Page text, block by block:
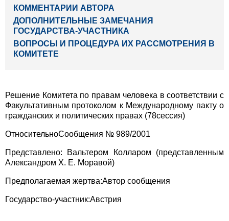
КОММЕНТАРИИ АВТОРА
ДОПОЛНИТЕЛЬНЫЕ ЗАМЕЧАНИЯ
ГОСУДАРСТВА-УЧАСТНИКА
ВОПРОСЫ И ПРОЦЕДУРА ИХ РАССМОТРЕНИЯ В
КОМИТЕТЕ
Решение Комитета по правам человека в соответствии с
Факультативным протоколом к Международному пакту о
гражданских и политических правах (78сессия)
ОтносительноСообщения № 989/2001
Представлено: Вальтером Колларом (представленным
Александром Х. Е. Моравой)
Предполагаемая жертва:Автор сообщения
Государство-участник:Австрия